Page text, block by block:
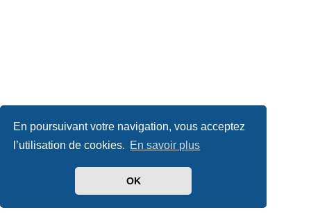
En poursuivant votre navigation, vous acceptez
l’utilisation de cookies. En savoir plus
OK